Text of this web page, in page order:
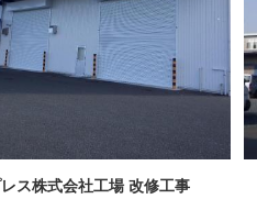
ス株式会社工場 改修工事